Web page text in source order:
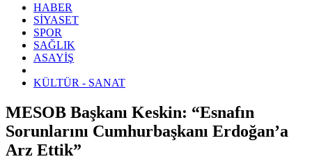
HABER
SİYASET
SPOR
SAĞLIK
ASAYİŞ
KÜLTÜR - SANAT
MESOB Başkanı Keskin: “Esnafın
Sorunlarını Cumhurbaşkanı Erdoğan’a
Arz Ettik”